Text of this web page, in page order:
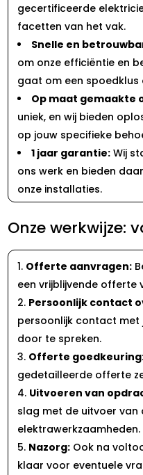
gecertificeerde
facetten van het vak.
Snelle en
om onze efficiëntie en
gaat om een
Op maat gemaakte
uniek, en wij bieden
op jouw specifieke
1 jaar garantie: Wij
ons werk en bieden
onze installaties.
Onze werkwijze:
Offerte aanvragen:
een vrijblijvende offerte
Persoonlijk contact
persoonlijk contact met
door te spreken.
Offerte
gedetailleerde offerte
Uitvoeren van
slag met de uitvoer van
elektrawerkzaamheden.
Nazorg: Ook na
klaar voor eventuele